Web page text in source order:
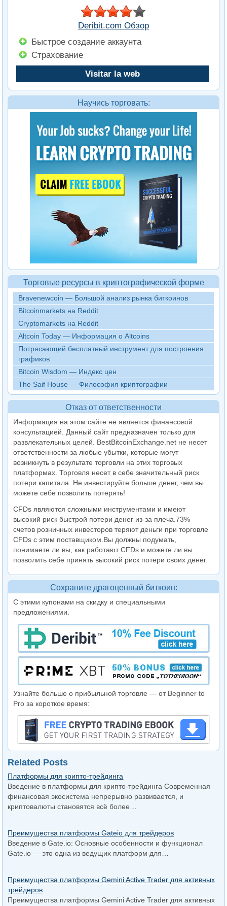
Deribit.com Обзор
Быстрое создание аккаунта
Страхование
Visitar la web
Научись торговать:
Торговые ресурсы в криптографической форме
Bravenewcoin — Большой анализ рынка биткоинов
Bitcoinmarkets на Reddit
Cryptomarkets на Reddit
Altcoin Today — Информация о Altcoins
Потрясающий бесплатный инструмент для построения
графиков
Bitcoin Wisdom — Индекс цен
The Saif House — Философия криптографии
Отказ от ответственности
Информация на этом сайте не является финансовой
консультацией. Данный сайт предназначен только для
развлекательных целей. BestBitcoinExchange.net не несет
ответственности за любые убытки, которые могут
возникнуть в результате торговли на этих торговых
платформах. Торговля несет в себе значительный риск
потери капитала. Не инвестируйте больше денег, чем вы
можете себе позволить потерять!
CFDs являются сложными инструментами и имеют
высокий риск быстрой потери денег из-за плеча.73%
счетов розничных инвесторов теряют деньги при торговле
CFDs с этим поставщиком.Вы должны подумать,
понимаете ли вы, как работают CFDs и можете ли вы
позволить себе принять высокий риск потери своих денег.
Сохраните драгоценный биткоин:
С этими купонами на скидку и специальными
предложениями.
Узнайте больше о прибыльной торговле — от Beginner to
Pro за короткое время:
Related Posts
Платформы для крипто-трейдинга
Введение в платформы для крипто-трейдинга Современная
финансовая экосистема непрерывно развивается, и
криптовалюты становятся всё более…
Преимущества платформы Gateio для трейдеров
Введение в Gate.io: Основные особенности и функционал
Gate.io — это одна из ведущих платформ для…
Преимущества платформы Gemini Active Trader для активных
трейдеров
Преимущества платформы Gemini Active Trader для активных